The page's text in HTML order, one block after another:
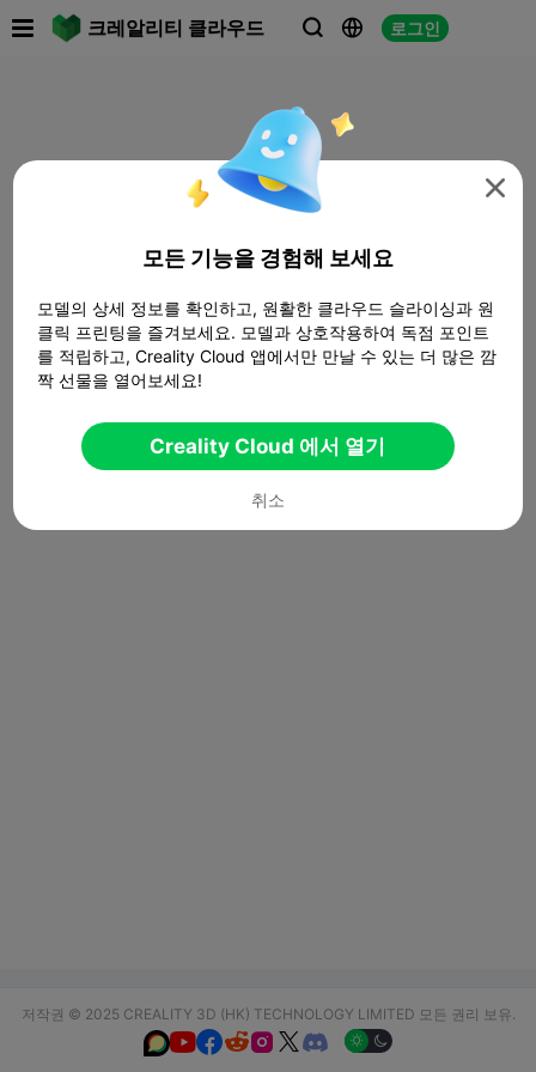
크레알리티 클라우드   로그인
저작권 © 2025 CREALITY 3D (HK) TECHNOLOGY LIMITED 모든 권리 보유.
  

모든 기능을 경험해 보세요
모델의 상세 정보를 확인하고, 원활한 클라우드 슬라이싱과 원
클릭 프린팅을 즐겨보세요. 모델과 상호작용하여 독점 포인트
를 적립하고, Creality Cloud 앱에서만 만날 수 있는 더 많은 깜
짝 선물을 열어보세요!
Creality Cloud 에서 열기
취소